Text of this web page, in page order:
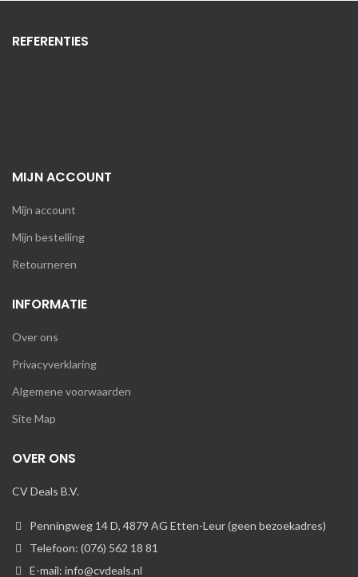
REFERENTIES
MIJN ACCOUNT
Mijn account
Mijn bestelling
Retourneren
INFORMATIE
Over ons
Privacyverklaring
Algemene voorwaarden
Site Map
OVER ONS
CV Deals B.V.
Penningweg 14 D, 4879 AG Etten-Leur (geen bezoekadres)
Telefoon: (076) 562 18 81
E-mail: info@cvdeals.nl